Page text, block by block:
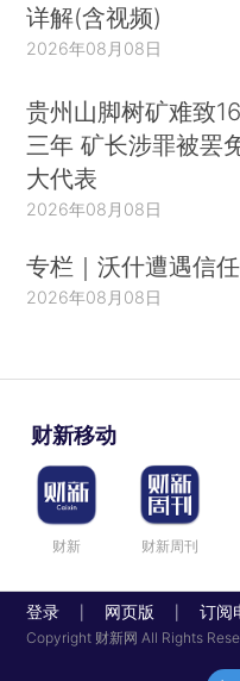
详解(含视频)
2026年08月08日
贵州山脚树矿难致
三年 矿长涉罪被罢
大代表
2026年08月08日
专栏｜沃什遭遇信
2026年08月08日
财新移动
财新 财新周刊
登录 网页版 订阅
Copyright 财新网 All Rights